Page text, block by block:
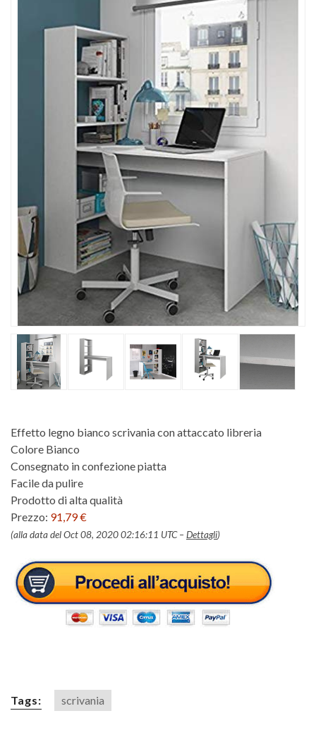
Effetto legno bianco scrivania con attaccato libreria
Colore Bianco
Consegnato in confezione piatta
Facile da pulire
Prodotto di alta qualità
Prezzo: 91,79 €
(alla data del Oct 08, 2020 02:16:11 UTC – Dettagli)
Tags: scrivania